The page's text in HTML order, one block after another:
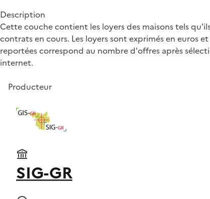
Description
Cette couche contient les loyers des maisons tels
contrats en cours. Les loyers sont exprimés en euros
reportées correspond au nombre d'offres après
internet.
Producteur
SIG-GR